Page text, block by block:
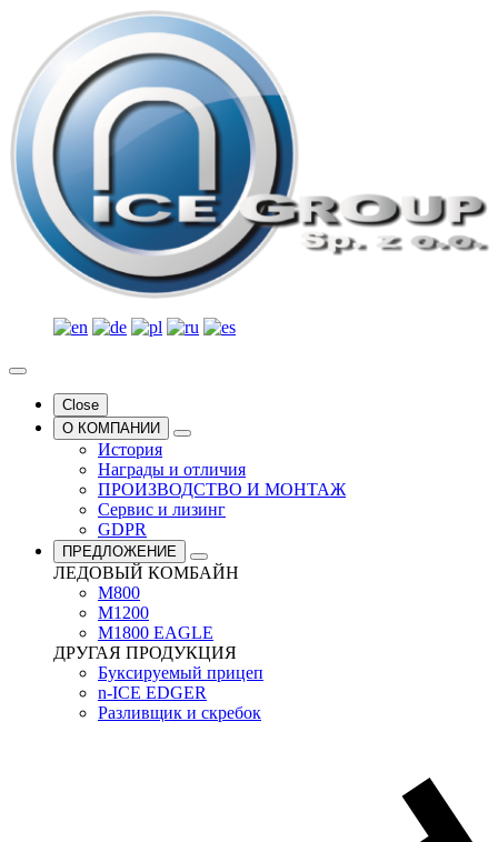
Close
О КОМПАНИИ
История
Награды и отличия
ПРОИЗВОДСТВО И МОНТАЖ
Сервис и лизинг
GDPR
ПРЕДЛОЖЕНИЕ
ЛЕДОВЫЙ КОМБАЙН
M800
M1200
M1800 EAGLE
ДРУГАЯ ПРОДУКЦИЯ
Буксируемый прицеп
n-ICE EDGER
Разливщик и скребок